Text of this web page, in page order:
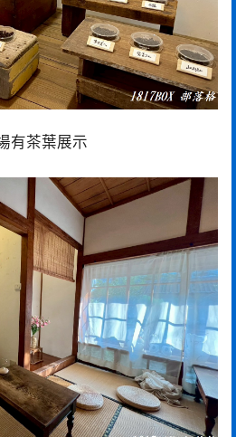
有茶葉展示